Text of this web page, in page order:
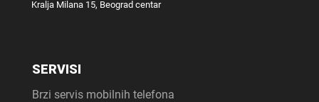
Kralja Milana 15, Beograd centar
SERVISI
Brzi servis mobilnih telefona